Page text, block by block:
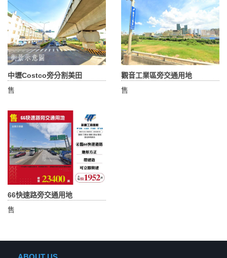
中壢Costco旁分割美田
售
觀音工業區旁交通用地
售
66快速路旁交通用地
售